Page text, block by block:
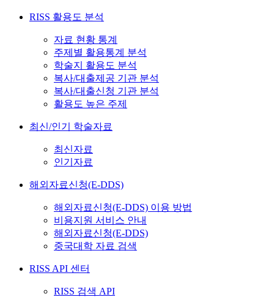
RISS 활용도 분석
자료 현황 통계
주제별 활용통계 분석
학술지 활용도 분석
복사/대출제공 기관 분석
복사/대출신청 기관 분석
활용도 높은 주제
최신/인기 학술자료
최신자료
인기자료
해외자료신청(E-DDS)
해외자료신청(E-DDS) 이용 방법
비용지원 서비스 안내
해외자료신청(E-DDS)
중국대학 자료 검색
RISS API 센터
RISS 검색 API